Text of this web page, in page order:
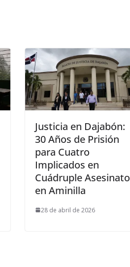
Justicia en Dajabón:
30 Años de Prisión
para Cuatro
Implicados en
Cuádruple Asesinato
en Aminilla
28 de abril de 2026